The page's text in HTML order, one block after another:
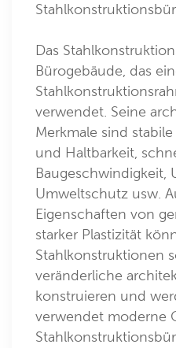
Das
Bürogebäude, das
verwendet. Seine
Merkmale sind
und Haltbarkeit,
Baugeschwindigkeit,
Umweltschutz usw.
Eigenschaften von
starker Plastizität
Stahlkonstruktionen
veränderliche
konstruieren und
verwendet moderne